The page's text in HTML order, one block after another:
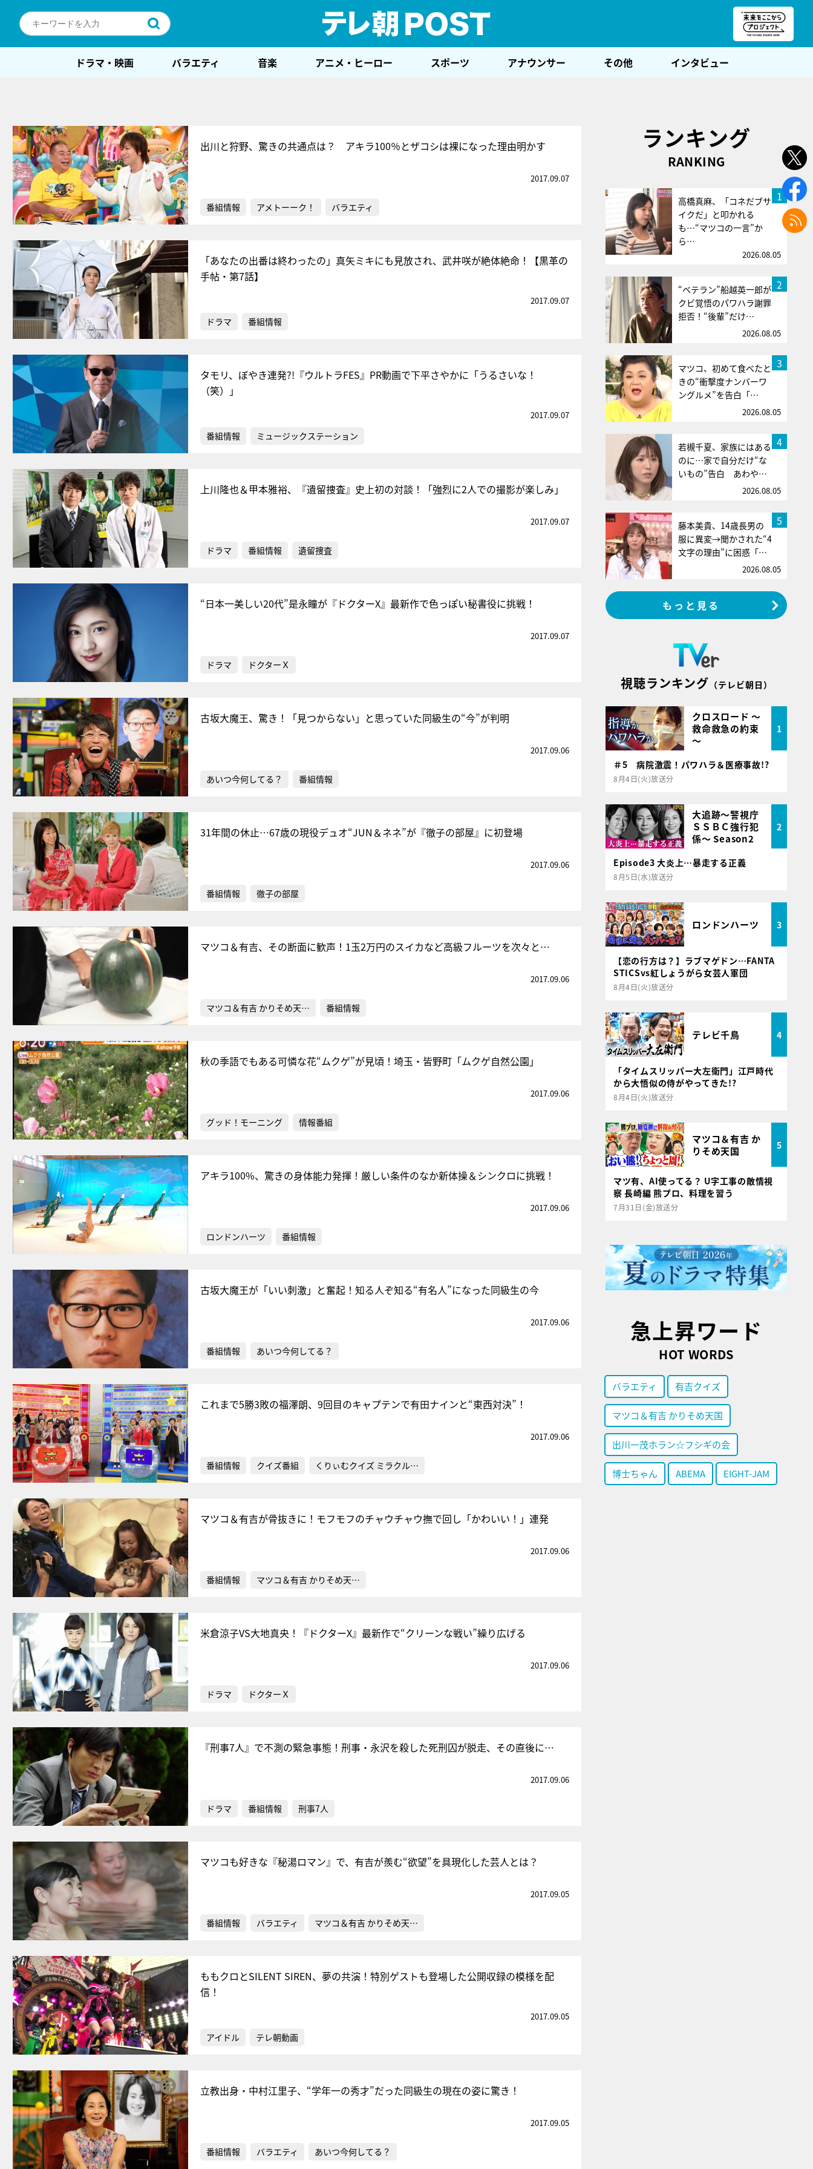
ドラマ・映画 バラエティ 音楽 アニメ・ヒーロー スポーツ アナウンサー その他 インタビュー
出川と狩野、驚きの共通点は？ アキラ100％とザコシは裸になった理由明かす
2017.09.07
番組情報 アメトーーク！ バラエティ
「あなたの出番は終わったの」真矢ミキにも見放され、武井咲が絶体絶命！【黒革の
手帖・第7話】
2017.09.07
ドラマ 番組情報
タモリ、ぼやき連発?!『ウルトラFES』PR動画で下平さやかに「うるさいな！
（笑）」
2017.09.07
番組情報 ミュージックステーション
上川隆也＆甲本雅裕、『遺留捜査』史上初の対談！「強烈に2人での撮影が楽しみ」
2017.09.07
ドラマ 番組情報 遺留捜査
“日本一美しい20代”是永瞳が『ドクターX』最新作で色っぽい秘書役に挑戦！
2017.09.07
ドラマ ドクターＸ
古坂大魔王、驚き！「見つからない」と思っていた同級生の“今”が判明
2017.09.06
あいつ今何してる？ 番組情報
31年間の休止…67歳の現役デュオ“JUN＆ネネ”が『徹子の部屋』に初登場
2017.09.06
番組情報 徹子の部屋
マツコ＆有吉、その断面に歓声！1玉2万円のスイカなど高級フルーツを次々と…
2017.09.06
マツコ＆有吉 かりそめ天… 番組情報
秋の季語でもある可憐な花“ムクゲ”が見頃！埼玉・皆野町「ムクゲ自然公園」
2017.09.06
グッド！モーニング 情報番組
アキラ100%、驚きの身体能力発揮！厳しい条件のなか新体操＆シンクロに挑戦！
2017.09.06
ロンドンハーツ 番組情報
古坂大魔王が「いい刺激」と奮起！知る人ぞ知る“有名人”になった同級生の今
2017.09.06
番組情報 あいつ今何してる？
これまで5勝3敗の福澤朗、9回目のキャプテンで有田ナインと“東西対決”！
2017.09.06
番組情報 クイズ番組 くりぃむクイズ ミラクル…
マツコ＆有吉が骨抜きに！モフモフのチャウチャウ撫で回し「かわいい！」連発
2017.09.06
番組情報 マツコ＆有吉 かりそめ天…
米倉涼子VS大地真央！『ドクターX』最新作で“クリーンな戦い”繰り広げる
2017.09.06
ドラマ ドクターＸ
『刑事7人』で不測の緊急事態！刑事・永沢を殺した死刑囚が脱走、その直後に…
2017.09.06
ドラマ 番組情報 刑事7人
マツコも好きな『秘湯ロマン』で、有吉が羨む“欲望”を具現化した芸人とは？
2017.09.05
番組情報 バラエティ マツコ＆有吉 かりそめ天…
ももクロとSILENT SIREN、夢の共演！特別ゲストも登場した公開収録の模様を配
信！
2017.09.05
アイドル テレ朝動画
立教出身・中村江里子、“学年一の秀才”だった同級生の現在の姿に驚き！
2017.09.05
番組情報 バラエティ あいつ今何してる？
ランキング
RANKING
1
高橋真麻、「コネだブサ
イクだ」と叩かれる
も…“マツコの一言”か
ら…
2026.08.05
2
“ベテラン”船越英一郎が
クビ覚悟のパワハラ謝罪
拒否！“後輩”だけ…
2026.08.05
3
マツコ、初めて食べたと
きの“衝撃度ナンバーワ
ングルメ”を告白「…
2026.08.05
4
若槻千夏、家族にはある
のに…家で自分だけ“な
いもの”告白 あわや…
2026.08.05
5
藤本美貴、14歳長男の
服に異変→聞かされた“4
文字の理由”に困惑「…
2026.08.05
もっと見る
視聴ランキング （テレビ朝日）
クロスロード ～
救命救急の約束
～
1
＃5 病院激震！パワハラ＆医療事故!?
8月4日(火)放送分
大追跡～警視庁
ＳＳＢＣ強行犯
係～ Season2
2
Episode3 大炎上…暴走する正義
8月5日(水)放送分
ロンドンハーツ 3
【恋の行方は？】ラブマゲドン…FANTA
STICSvs紅しょうがら女芸人軍団
8月4日(火)放送分
テレビ千鳥 4
「タイムスリッパー大左衛門」江戸時代
から大悟似の侍がやってきた!?
8月4日(火)放送分
マツコ＆有吉 か
りそめ天国
5
マツ有、AI使ってる？ U字工事の敵情視
察 長崎編 熊プロ、料理を習う
7月31日(金)放送分
急上昇ワード
HOT WORDS
バラエティ 有吉クイズ
マツコ＆有吉 かりそめ天国
出川一茂ホラン☆フシギの会
博士ちゃん ABEMA EIGHT-JAM